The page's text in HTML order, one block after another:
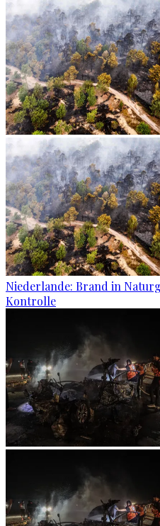
Niederlande: Brand in
Kontrolle